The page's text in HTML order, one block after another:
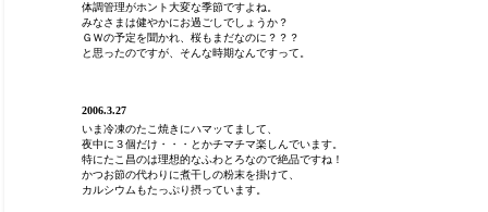
体調管理がホント大変な季節ですよね。
みなさまは健やかにお過ごしでしょうか？
ＧＷの予定を聞かれ、桜もまだなのに？？？
と思ったのですが、そんな時期なんですって。
2006.3.27
いま冷凍のたこ焼きにハマッてまして、
夜中に３個だけ・・・とかチマチマ楽しんでいます。
特にたこ昌のは理想的なふわとろなので絶品ですね！
かつお節の代わりに煮干しの粉末を掛けて、
カルシウムもたっぷり摂っています。